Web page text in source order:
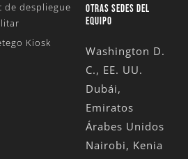
de despliegue
Kiosk
OTRAS SEDES DEL
EQUIPO
Washington D.
C., EE. UU.
Dubái,
Emiratos
Árabes Unidos
Nairobi, Kenia